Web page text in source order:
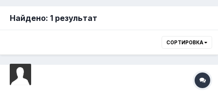
Найдено: 1 результат
СОРТИРОВКА